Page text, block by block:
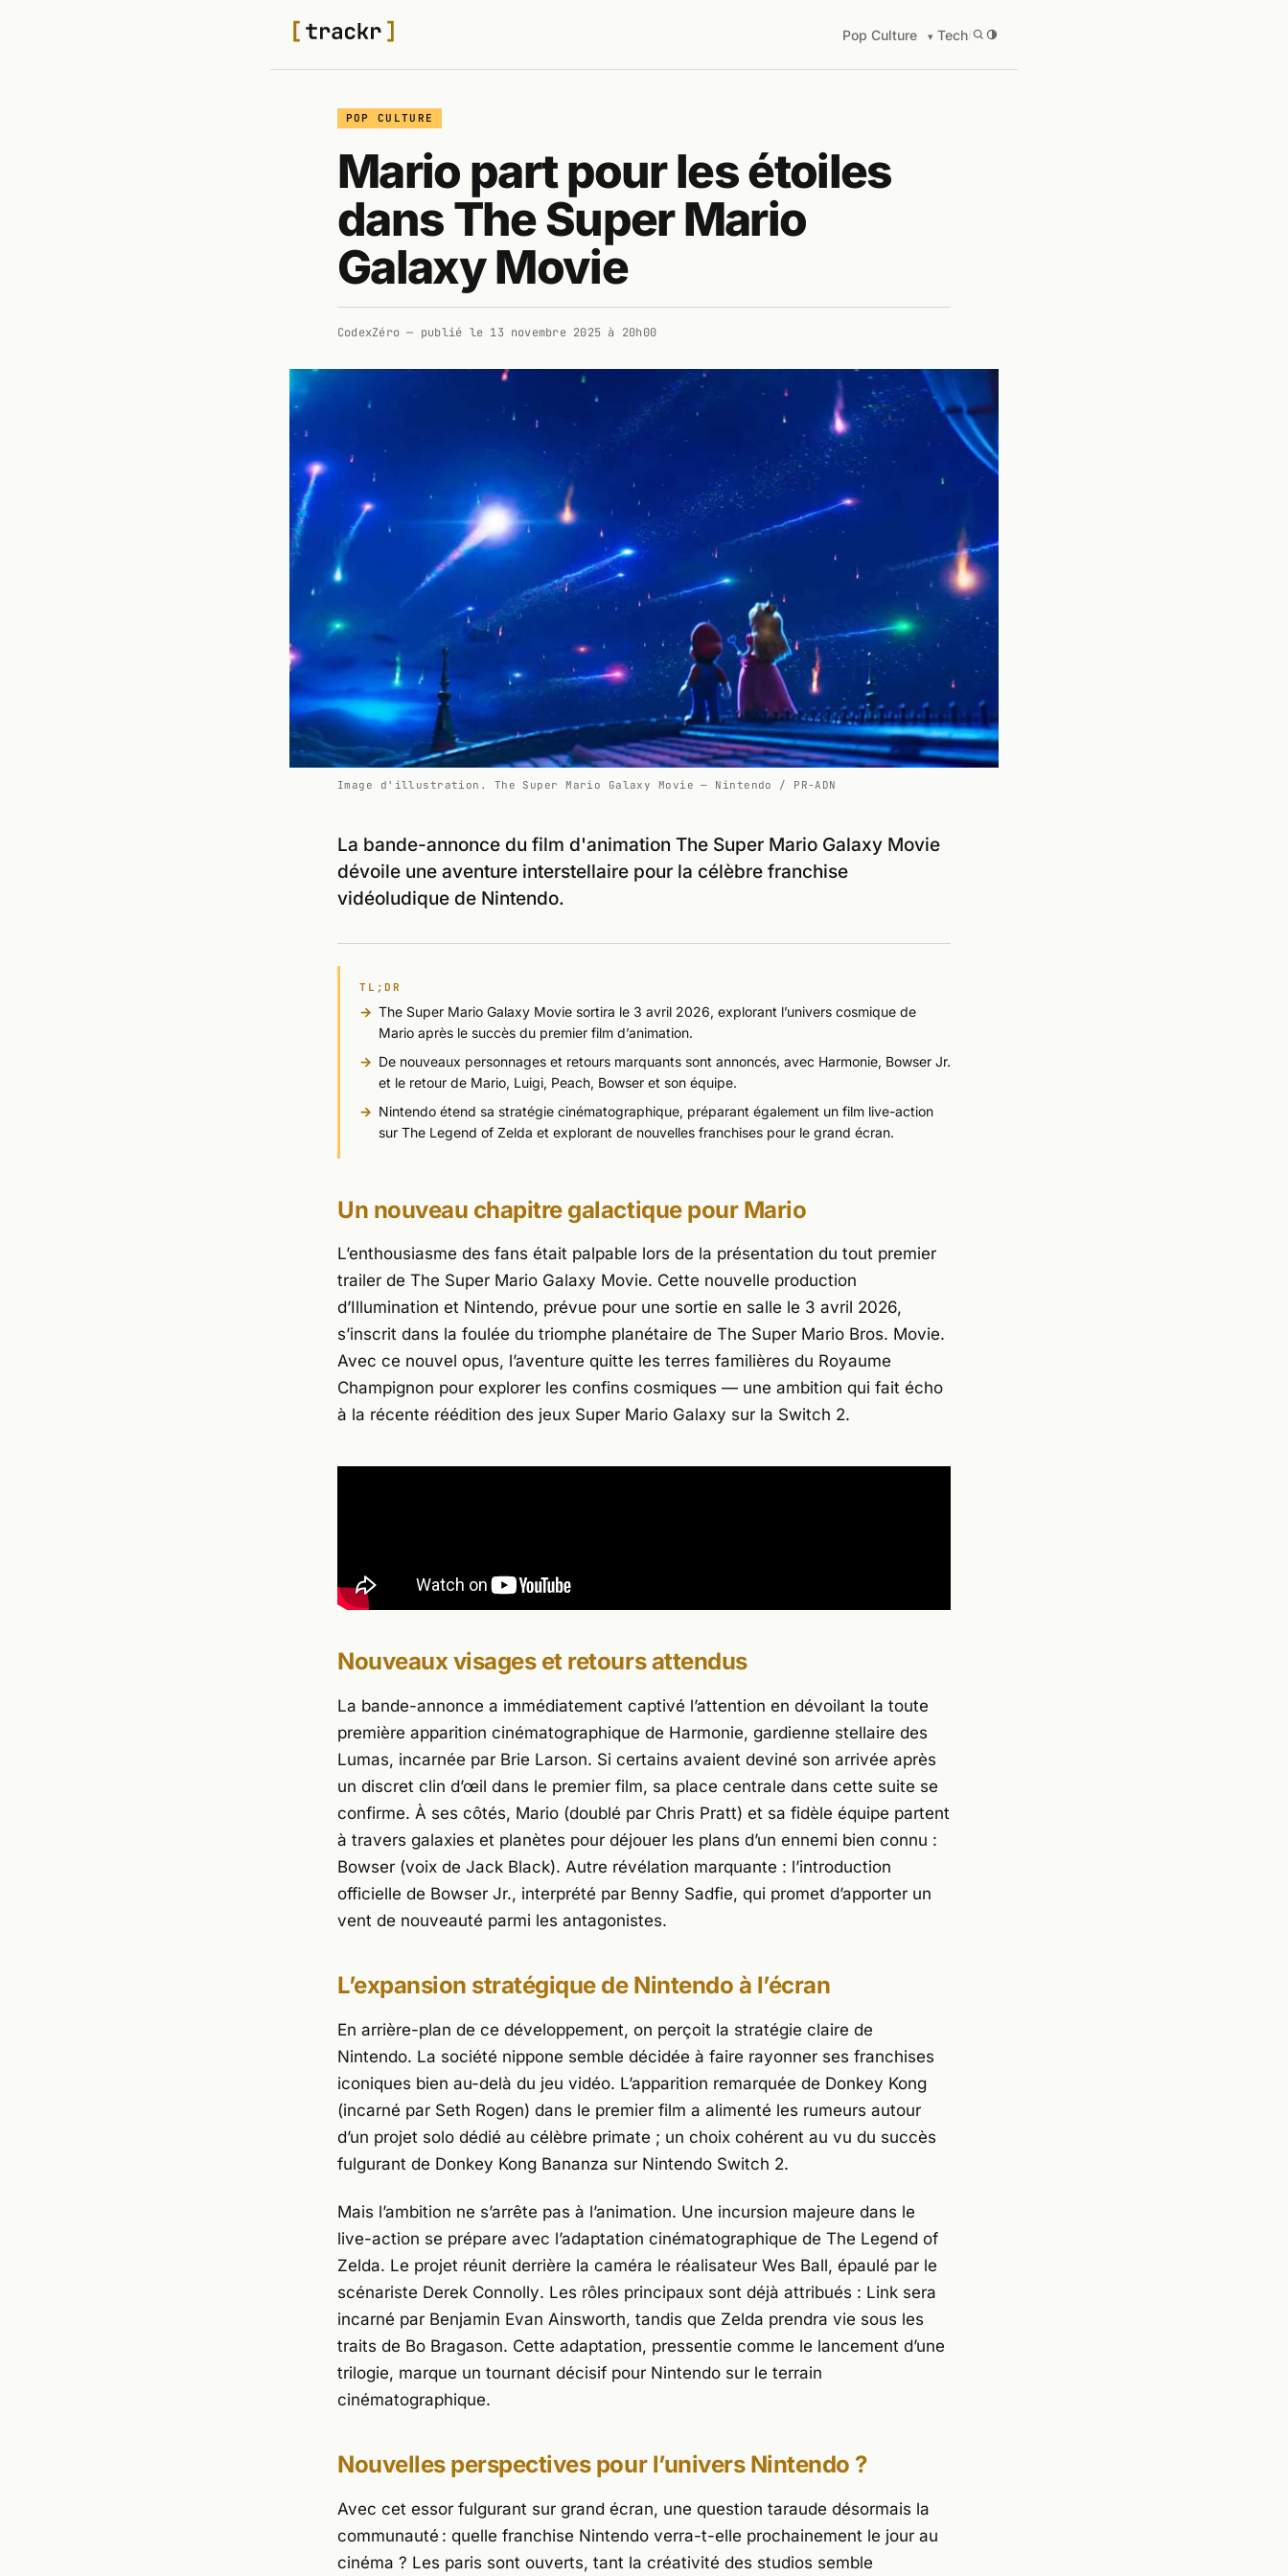
Pop Culture Tech/
POP CULTURE
Mario part pour les étoiles
dans The Super Mario
Galaxy Movie
CodexZéro — publié le 13 novembre 2025 à 20h00
Image d'illustration. The Super Mario Galaxy Movie — Nintendo / PR-ADN
La bande-annonce du film d'animation The Super Mario Galaxy Movie
dévoile une aventure interstellaire pour la célèbre franchise
vidéoludique de Nintendo.
TL;DR
The Super Mario Galaxy Movie sortira le 3 avril 2026, explorant l’univers cosmique de
Mario après le succès du premier film d’animation.
De nouveaux personnages et retours marquants sont annoncés, avec Harmonie, Bowser Jr.
et le retour de Mario, Luigi, Peach, Bowser et son équipe.
Nintendo étend sa stratégie cinématographique, préparant également un film live-action
sur The Legend of Zelda et explorant de nouvelles franchises pour le grand écran.
Un nouveau chapitre galactique pour Mario
L’enthousiasme des fans était palpable lors de la présentation du tout premier
trailer de The Super Mario Galaxy Movie. Cette nouvelle production
d’Illumination et Nintendo, prévue pour une sortie en salle le 3 avril 2026,
s’inscrit dans la foulée du triomphe planétaire de The Super Mario Bros. Movie.
Avec ce nouvel opus, l’aventure quitte les terres familières du Royaume
Champignon pour explorer les confins cosmiques — une ambition qui fait écho
à la récente réédition des jeux Super Mario Galaxy sur la Switch 2.
Nouveaux visages et retours attendus
La bande-annonce a immédiatement captivé l’attention en dévoilant la toute
première apparition cinématographique de Harmonie, gardienne stellaire des
Lumas, incarnée par Brie Larson. Si certains avaient deviné son arrivée après
un discret clin d’œil dans le premier film, sa place centrale dans cette suite se
confirme. À ses côtés, Mario (doublé par Chris Pratt) et sa fidèle équipe partent
à travers galaxies et planètes pour déjouer les plans d’un ennemi bien connu :
Bowser (voix de Jack Black). Autre révélation marquante : l’introduction
officielle de Bowser Jr., interprété par Benny Sadfie, qui promet d’apporter un
vent de nouveauté parmi les antagonistes.
L’expansion stratégique de Nintendo à l’écran
En arrière-plan de ce développement, on perçoit la stratégie claire de
Nintendo. La société nippone semble décidée à faire rayonner ses franchises
iconiques bien au-delà du jeu vidéo. L’apparition remarquée de Donkey Kong
(incarné par Seth Rogen) dans le premier film a alimenté les rumeurs autour
d’un projet solo dédié au célèbre primate ; un choix cohérent au vu du succès
fulgurant de Donkey Kong Bananza sur Nintendo Switch 2.
Mais l’ambition ne s’arrête pas à l’animation. Une incursion majeure dans le
live-action se prépare avec l’adaptation cinématographique de The Legend of
Zelda. Le projet réunit derrière la caméra le réalisateur Wes Ball, épaulé par le
scénariste Derek Connolly. Les rôles principaux sont déjà attribués : Link sera
incarné par Benjamin Evan Ainsworth, tandis que Zelda prendra vie sous les
traits de Bo Bragason. Cette adaptation, pressentie comme le lancement d’une
trilogie, marque un tournant décisif pour Nintendo sur le terrain
cinématographique.
Nouvelles perspectives pour l’univers Nintendo ?
Avec cet essor fulgurant sur grand écran, une question taraude désormais la
communauté : quelle franchise Nintendo verra-t-elle prochainement le jour au
cinéma ? Les paris sont ouverts, tant la créativité des studios semble